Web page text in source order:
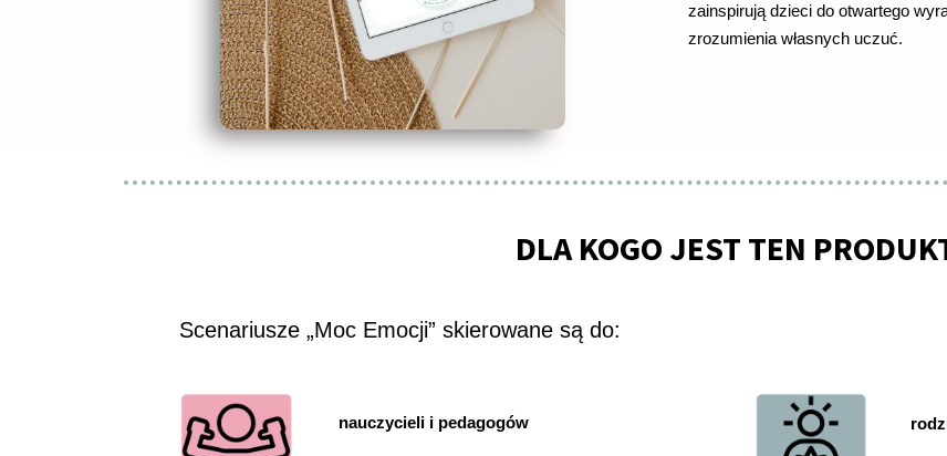
zainspirują dzieci do otwartego
zrozumienia własnych uczuć.
DLA KOGO JEST TEN
Scenariusze „Moc Emocji” skierowane są do:
nauczycieli i pedagogów